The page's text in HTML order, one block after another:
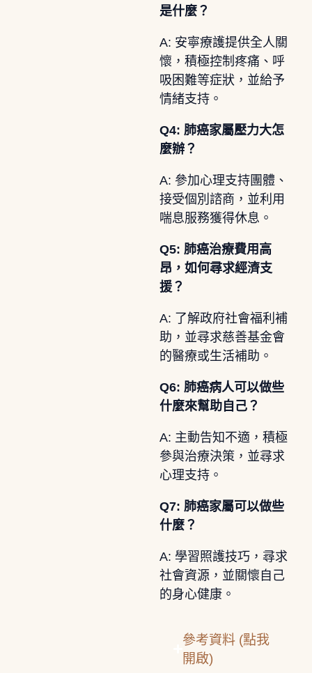
是什麼？
A: 安寧療護提供全人關
懷，積極控制疼痛、呼
吸困難等症狀，並給予
情緒支持。
Q4: 肺癌家屬壓力大怎
麼辦？
A: 參加心理支持團體、
接受個別諮商，並利用
喘息服務獲得休息。
Q5: 肺癌治療費用高
昂，如何尋求經濟支
援？
A: 了解政府社會福利補
助，並尋求慈善基金會
的醫療或生活補助。
Q6: 肺癌病人可以做些
什麼來幫助自己？
A: 主動告知不適，積極
參與治療決策，並尋求
心理支持。
Q7: 肺癌家屬可以做些
什麼？
A: 學習照護技巧，尋求
社會資源，並關懷自己
的身心健康。
參考資料 (點我
開啟)